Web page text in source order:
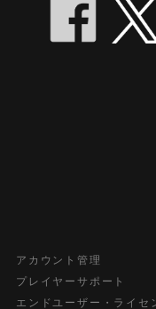
アカウント管理
プレイヤーサポート
エンドユーザー・ライセ